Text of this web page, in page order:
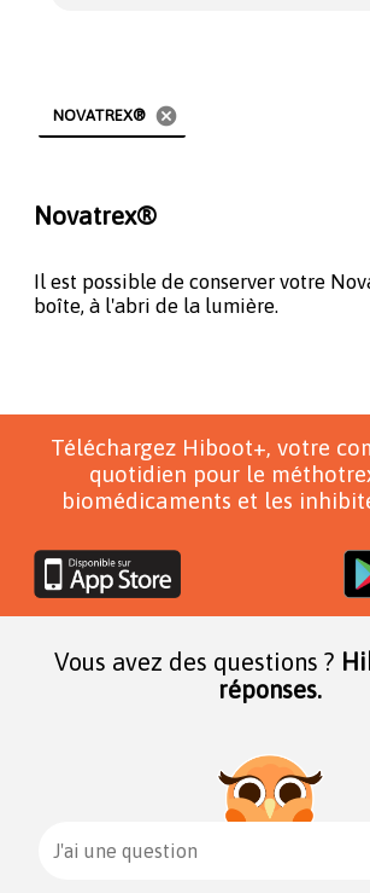
NOVATREX® cancel
Novatrex®
Il est possible de conserver votre
boîte, à l'abri de la lumière.
Téléchargez Hiboot+, votre
quotidien pour le
biomédicaments et les
Vous avez des questions ?
réponses.
J'ai une question